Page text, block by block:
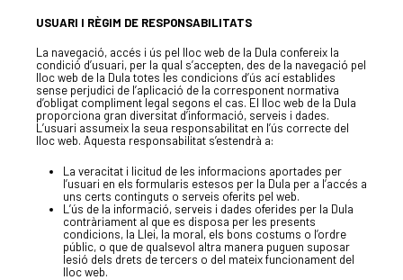
USUARI I RÈGIM DE RESPONSABILITATS
La navegació, accés i ús pel lloc web de la Dula confereix la
condició d’usuari, per la qual s’accepten, des de la navegació pel
lloc web de la Dula totes les condicions d’ús ací establides
sense perjudici de l’aplicació de la corresponent normativa
d’obligat compliment legal segons el cas. El lloc web de la Dula
proporciona gran diversitat d’informació, serveis i dades.
L’usuari assumeix la seua responsabilitat en l’ús correcte del
lloc web. Aquesta responsabilitat s’estendrà a:
La veracitat i licitud de les informacions aportades per
l’usuari en els formularis estesos per la Dula per a l’accés a
uns certs continguts o serveis oferits pel web.
L’ús de la informació, serveis i dades oferides per la Dula
contràriament al que es disposa per les presents
condicions, la Llei, la moral, els bons costums o l’ordre
públic, o que de qualsevol altra manera puguen suposar
lesió dels drets de tercers o del mateix funcionament del
lloc web.